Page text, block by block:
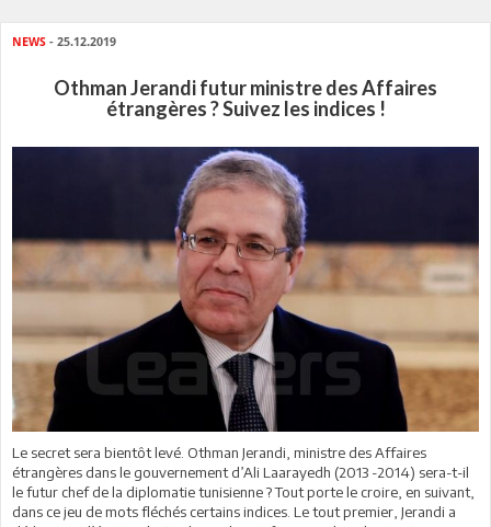
NEWS - 25.12.2019
Othman Jerandi futur ministre des Affaires
étrangères ? Suivez les indices !
Le secret sera bientôt levé. Othman Jerandi, ministre des Affaires
étrangères dans le gouvernement d’Ali Laarayedh (2013 -2014) sera-t-il
le futur chef de la diplomatie tunisienne ? Tout porte le croire, en suivant,
dans ce jeu de mots fléchés certains indices. Le tout premier, Jerandi a